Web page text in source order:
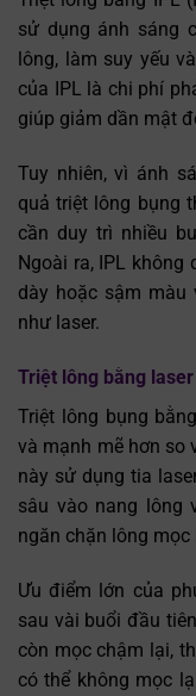
sử dụng ánh sáng
lông, làm suy yếu
của IPL là chi phí
giúp giảm dần mật
Tuy nhiên, vì ánh
quả triệt lông bụng
cần duy trì nhiều
Ngoài ra, IPL
dày hoặc sậm màu
như laser.
Triệt lông bằng laser
Triệt lông bụng
và mạnh mẽ hơn so
này sử dụng tia
sâu vào nang lông
ngăn chặn lông mọc
Ưu điểm lớn của
sau vài buổi đầu
còn mọc chậm lại,
có thể không mọc